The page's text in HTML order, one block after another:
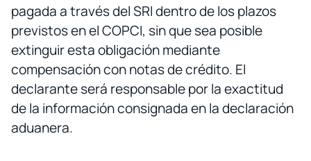
pagada a través del SRI dentro de los plazos
previstos en el COPCI, sin que sea posible
extinguir esta obligación mediante
compensación con notas de crédito. El
declarante será responsable por la exactitud
de la información consignada en la declaración
aduanera.